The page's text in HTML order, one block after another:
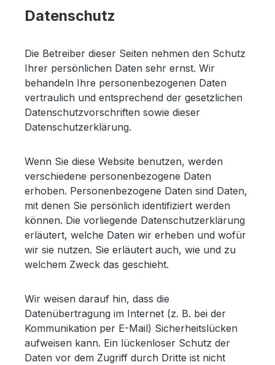
Datenschutz
Die Betreiber dieser Seiten nehmen den Schutz
Ihrer persönlichen Daten sehr ernst. Wir
behandeln Ihre personenbezogenen Daten
vertraulich und entsprechend der gesetzlichen
Datenschutzvorschriften sowie dieser
Datenschutzerklärung.
Wenn Sie diese Website benutzen, werden
verschiedene personenbezogene Daten
erhoben. Personenbezogene Daten sind Daten,
mit denen Sie persönlich identifiziert werden
können. Die vorliegende Datenschutzerklärung
erläutert, welche Daten wir erheben und wofür
wir sie nutzen. Sie erläutert auch, wie und zu
welchem Zweck das geschieht.
Wir weisen darauf hin, dass die
Datenübertragung im Internet (z. B. bei der
Kommunikation per E-Mail) Sicherheitslücken
aufweisen kann. Ein lückenloser Schutz der
Daten vor dem Zugriff durch Dritte ist nicht